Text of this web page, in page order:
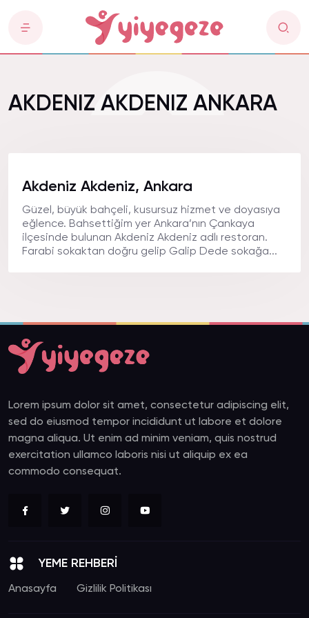
AKDENIZ AKDENIZ ANKARA
Akdeniz Akdeniz, Ankara
Güzel, büyük bahçeli, kusursuz hizmet ve doyasıya
eğlence. Bahsettiğim yer Ankara’nın Çankaya
ilçesinde bulunan Akdeniz Akdeniz adlı restoran.
Farabi sokaktan doğru gelip Galip Dede sokağa...
Lorem ipsum dolor sit amet, consectetur adipiscing elit,
sed do eiusmod tempor incididunt ut labore et dolore
magna aliqua. Ut enim ad minim veniam, quis nostrud
exercitation ullamco laboris nisi ut aliquip ex ea
commodo consequat.
YEME REHBERİ
Anasayfa Gizlilik Politikası